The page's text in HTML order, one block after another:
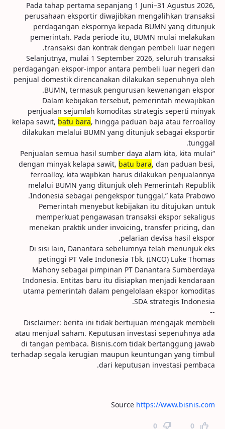
Pada tahap pertama sepanjang 1 Juni–31 Agustus 2026,
perusahaan eksportir diwajibkan mengalihkan transaksi
perdagangan ekspornya kepada BUMN yang ditunjuk
pemerintah. Pada periode itu, BUMN mulai melakukan
transaksi dan kontrak dengan pembeli luar negeri.
Selanjutnya, mulai 1 September 2026, seluruh transaksi
perdagangan ekspor-impor antara pembeli luar negeri dan
penjual domestik direncanakan dilakukan sepenuhnya oleh
BUMN, termasuk pengurusan kewenangan ekspor.
Dalam kebijakan tersebut, pemerintah mewajibkan
penjualan sejumlah komoditas strategis seperti minyak
kelapa sawit, batu bara, hingga paduan baja atau ferroalloy
dilakukan melalui BUMN yang ditunjuk sebagai eksportir
tunggal.
“Penjualan semua hasil sumber daya alam kita, kita mulai
dengan minyak kelapa sawit, batu bara, dan paduan besi,
ferroalloy, kita wajibkan harus dilakukan penjualannya
melalui BUMN yang ditunjuk oleh Pemerintah Republik
Indonesia sebagai pengekspor tunggal,” kata Prabowo.
Pemerintah menyebut kebijakan itu ditujukan untuk
memperkuat pengawasan transaksi ekspor sekaligus
menekan praktik under invoicing, transfer pricing, dan
pelarian devisa hasil ekspor.
Di sisi lain, Danantara sebelumnya telah menunjuk eks
petinggi PT Vale Indonesia Tbk. (INCO) Luke Thomas
Mahony sebagai pimpinan PT Danantara Sumberdaya
Indonesia. Entitas baru itu disiapkan menjadi kendaraan
utama pemerintah dalam pengelolaan ekspor komoditas
SDA strategis Indonesia.
--
Disclaimer: berita ini tidak bertujuan mengajak membeli
atau menjual saham. Keputusan investasi sepenuhnya ada
di tangan pembaca. Bisnis.com tidak bertanggung jawab
terhadap segala kerugian maupun keuntungan yang timbul
dari keputusan investasi pembaca.
Source https://www.bisnis.com
0
0